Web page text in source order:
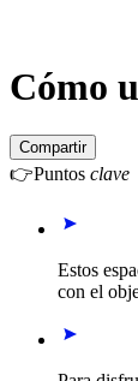
Cómo
Compartir
👉Puntos clave
Estos
con el